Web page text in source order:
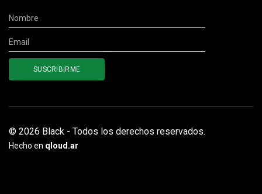
© 2026 Black - Todos los derechos reservados.
Hecho en qloud.ar